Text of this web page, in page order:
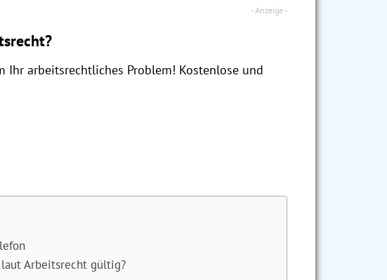
arbeitsrechtliches Problem! Kostenlose und
Arbeitsrecht gültig?